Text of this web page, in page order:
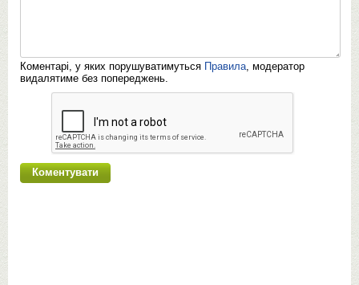
Коментарі, у яких порушуватимуться Правила, модератор
видалятиме без попереджень.